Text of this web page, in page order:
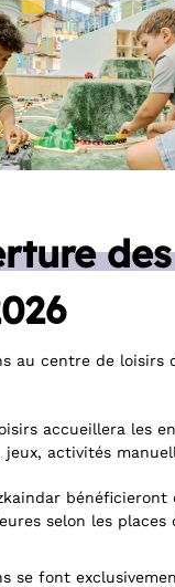
au centre de loisirs
accueillera les
jeux, activités
selon les places
se font